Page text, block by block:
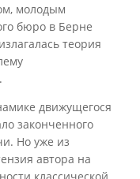
молодым
бюро в Берне
теория
движущегося
законченного
Но уже из
автора на
классической